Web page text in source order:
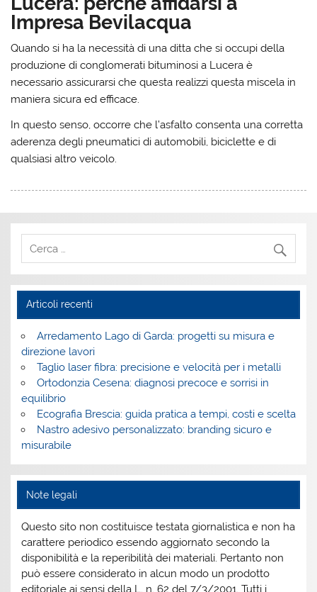
Impresa Bevilacqua
Quando si ha la necessità di una ditta che si occupi della
produzione di conglomerati bituminosi a Lucera è
necessario assicurarsi che questa realizzi questa miscela in
maniera sicura ed efficace.
In questo senso, occorre che l’asfalto consenta una corretta
aderenza degli pneumatici di automobili, biciclette e di
qualsiasi altro veicolo.
Articoli recenti
Arredamento Lago di Garda: progetti su misura e
direzione lavori
Taglio laser fibra: precisione e velocità per i metalli
Ortodonzia Cesena: diagnosi precoce e sorrisi in
equilibrio
Ecografia Brescia: guida pratica a tempi, costi e scelta
Nastro adesivo personalizzato: branding sicuro e
misurabile
Note legali
Questo sito non costituisce testata giornalistica e non ha
carattere periodico essendo aggiornato secondo la
disponibilità e la reperibilità dei materiali. Pertanto non
può essere considerato in alcun modo un prodotto
editoriale ai sensi della L. n. 62 del 7/3/2001. Tutti i